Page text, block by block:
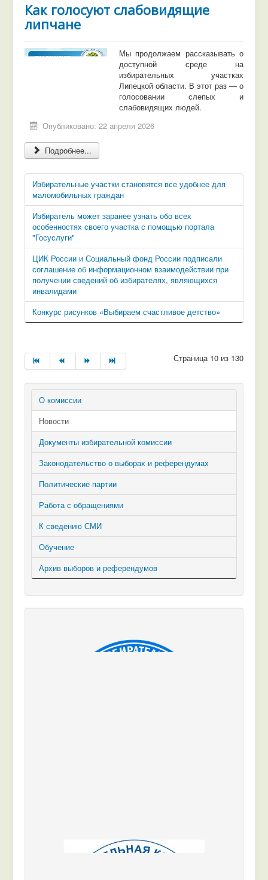
Как голосуют слабовидящие
липчане
Мы продолжаем рассказывать о
доступной среде на
избирательных участках
Липецкой области. В этот раз — о
голосовании слепых и
слабовидящих людей.
Опубликовано: 22 апреля 2026
Подробнее...
Избирательные участки становятся все удобнее для
маломобильных граждан
Избиратель может заранее узнать обо всех
особенностях своего участка с помощью портала
"Госуслуги"
ЦИК России и Социальный фонд России подписали
соглашение об информационном взаимодействии при
получении сведений об избирателях, являющихся
инвалидами
Конкурс рисунков «Выбираем счастливое детство»
Страница 10 из 130
О комиссии
Новости
Документы избирательной комиссии
Законодательство о выборах и референдумах
Политические партии
Работа с обращениями
К сведению СМИ
Обучение
Архив выборов и референдумов